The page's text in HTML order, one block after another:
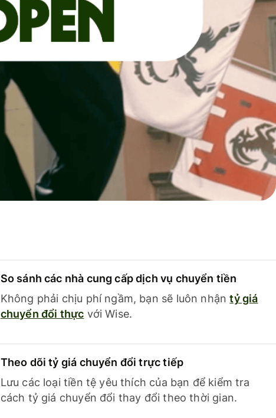
So sánh các nhà cung cấp dịch vụ chuyển tiền
Không phải chịu phí ngầm, bạn sẽ luôn nhậntỷ giá
chuyển đổi thực với Wise.
Theo dõi tỷ giá chuyển đổi trực tiếp
Lưu các loại tiền tệ yêu thích của bạn để kiểm tra
cách tỷ giá chuyển đổi thay đổi theo thời gian.